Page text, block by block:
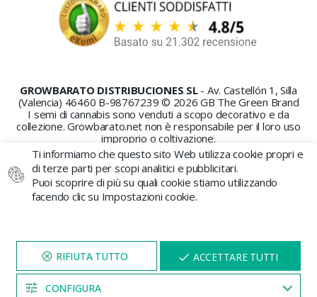
GROWBARATO DISTRIBUCIONES SL - Av. Castellón 1, Silla
(Valencia) 46460 B-98767239 © 2026 GB The Green Brand
I semi di cannabis sono venduti a scopo decorativo e da
collezione. Growbarato.net non è responsabile per il loro uso
improprio o coltivazione.
PAGAMENTO SICURO
Ti informiamo che questo sito Web utilizza cookie propri e
di terze parti per scopi analitici e pubblicitari.
Puoi scoprire di più su quali cookie stiamo utilizzando
facendo clic su Impostazioni cookie.
CONFIGURA
ACCETTARE TUTTI
VISITA IL NOSTRO SITO
PER 5 MINUTI E QUI
APPARIRÀ UNOSCONTO